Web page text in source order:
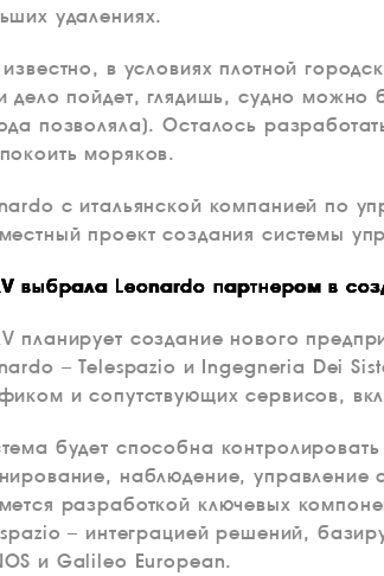
удалениях.
известно, в условиях плотной
дело пойдет, глядишь, судно можно
позволяла). Осталось
моряков.
с итальянской компанией по
проект создания системы
выбрала Leonardo партнером в
планирует создание нового
– Telespazio и Ingegneria Dei
и сопутствующих сервисов,
будет способна
наблюдение, управление
разработкой ключевых
– интеграцией решений,
и Galileo European.